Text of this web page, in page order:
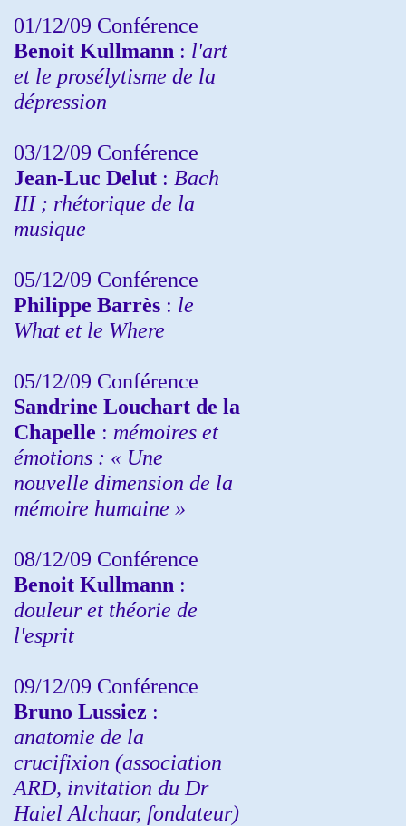
01/12/09 Conférence
Benoit Kullmann : l'art
et le prosélytisme de la
dépression
03/12/09 Conférence
Jean-Luc Delut : Bach
III ; rhétorique de la
musique
05/12/09 Conférence
Philippe Barrès : le
What et le Where
05/12/09 Conférence
Sandrine Louchart de la
Chapelle : mémoires et
émotions : « Une
nouvelle dimension de la
mémoire humaine »
08/12/09 Conférence
Benoit Kullmann :
douleur et théorie de
l'esprit
09/12/09 Conférence
Bruno Lussiez :
anatomie de la
crucifixion (association
ARD, invitation du Dr
Haiel Alchaar, fondateur)